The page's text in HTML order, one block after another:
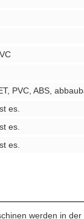
PVC, ABS,
es.
es.
es.
werden in